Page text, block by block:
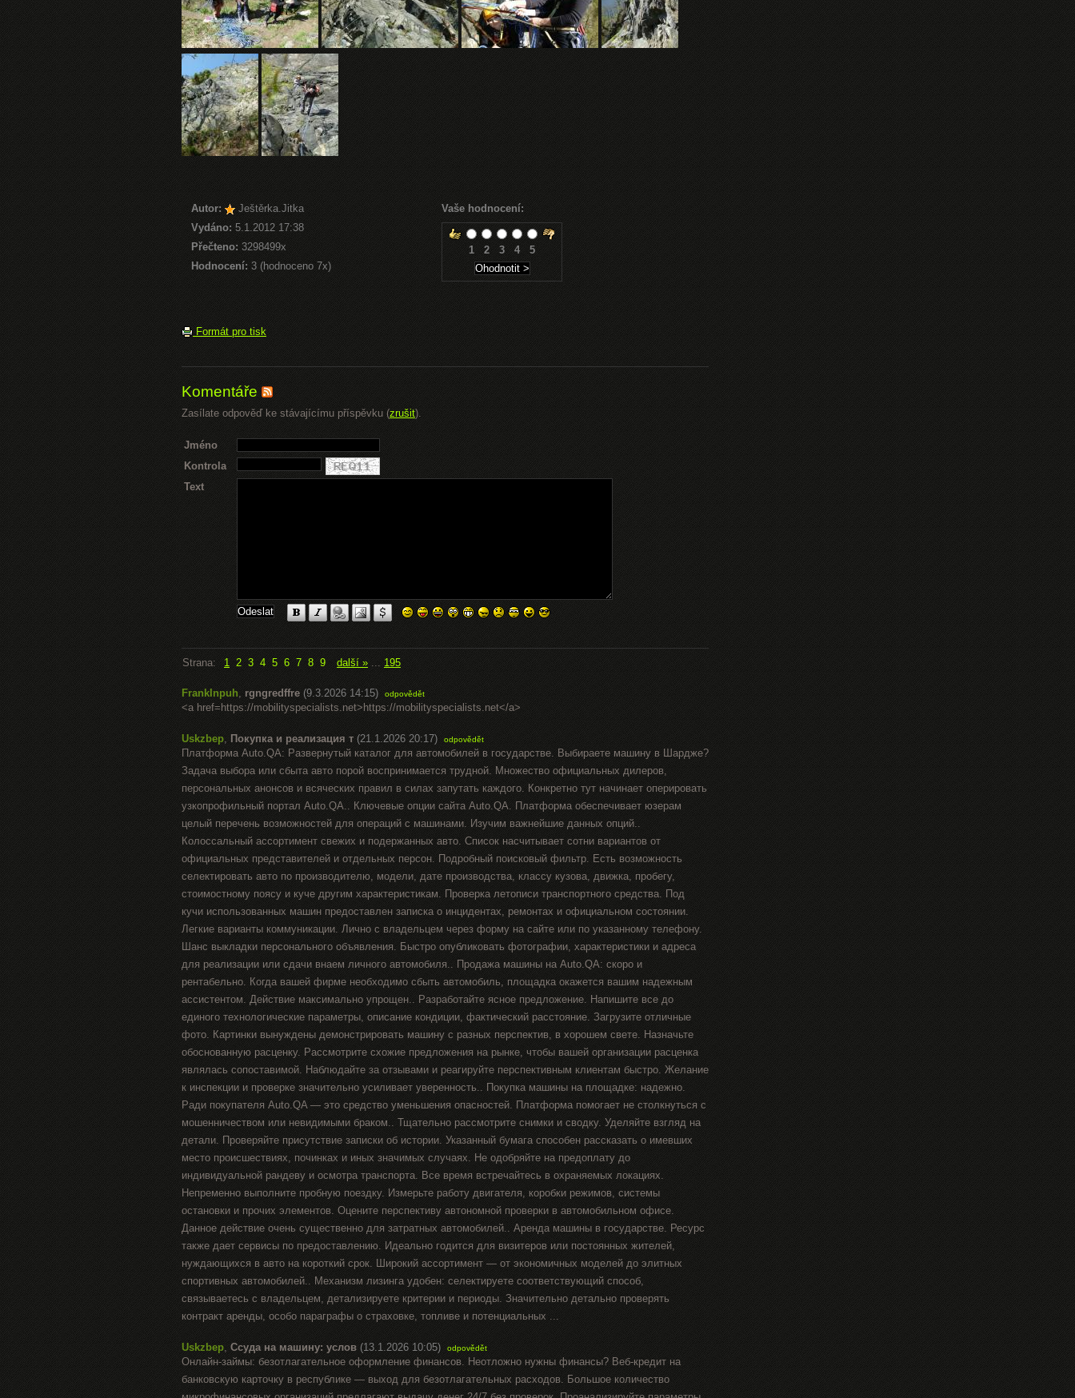
Autor:
Ještěrka.Jitka
Vydáno: 5.1.2012 17:38
Přečteno: 3298499x
Hodnocení: 3 (hodnoceno 7x)
Vaše hodnocení:
1 2 3 4 5
Formát pro tisk
Komentáře
Zasílate odpověď ke stávajícímu příspěvku (zrušit).
Jméno
Kontrola
Text
Strana: 1 2 3 4 5 6 7 8 9 další » ... 195
FrankInpuh, rgngredffre (9.3.2026 14:15) odpovědět
<a href=https://mobilityspecialists.net>https://mobilityspecialists.net</a>
Uskzbep, Покупка и реализация т (21.1.2026 20:17) odpovědět
Платформа Auto.QA: Развернутый каталог для автомобилей в государстве. Выбираете машину в Шардже?
Задача выбора или сбыта авто порой воспринимается трудной. Множество официальных дилеров,
персональных анонсов и всяческих правил в силах запутать каждого. Конкретно тут начинает оперировать
узкопрофильный портал Auto.QA.. Ключевые опции сайта Auto.QA. Платформа обеспечивает юзерам
целый перечень возможностей для операций с машинами. Изучим важнейшие данных опций..
Колоссальный ассортимент свежих и подержанных авто. Список насчитывает сотни вариантов от
официальных представителей и отдельных персон. Подробный поисковый фильтр. Есть возможность
селектировать авто по производителю, модели, дате производства, классу кузова, движка, пробегу,
стоимостному поясу и куче другим характеристикам. Проверка летописи транспортного средства. Под
кучи использованных машин предоставлен записка о инцидентах, ремонтах и официальном состоянии.
Легкие варианты коммуникации. Лично с владельцем через форму на сайте или по указанному телефону.
Шанс выкладки персонального объявления. Быстро опубликовать фотографии, характеристики и адреса
для реализации или сдачи внаем личного автомобиля.. Продажа машины на Auto.QA: скоро и
рентабельно. Когда вашей фирме необходимо сбыть автомобиль, площадка окажется вашим надежным
ассистентом. Действие максимально упрощен.. Разработайте ясное предложение. Напишите все до
единого технологические параметры, описание кондиции, фактический расстояние. Загрузите отличные
фото. Картинки вынуждены демонстрировать машину с разных перспектив, в хорошем свете. Назначьте
обоснованную расценку. Рассмотрите схожие предложения на рынке, чтобы вашей организации расценка
являлась сопоставимой. Наблюдайте за отзывами и реагируйте перспективным клиентам быстро. Желание
к инспекции и проверке значительно усиливает уверенность.. Покупка машины на площадке: надежно.
Ради покупателя Auto.QA — это средство уменьшения опасностей. Платформа помогает не столкнуться с
мошенничеством или невидимыми браком.. Тщательно рассмотрите снимки и сводку. Уделяйте взгляд на
детали. Проверяйте присутствие записки об истории. Указанный бумага способен рассказать о имевших
место происшествиях, починках и иных значимых случаях. Не одобряйте на предоплату до
индивидуальной рандеву и осмотра транспорта. Все время встречайтесь в охраняемых локациях.
Непременно выполните пробную поездку. Измерьте работу двигателя, коробки режимов, системы
остановки и прочих элементов. Оцените перспективу автономной проверки в автомобильном офисе.
Данное действие очень существенно для затратных автомобилей.. Аренда машины в государстве. Ресурс
также дает сервисы по предоставлению. Идеально годится для визитеров или постоянных жителей,
нуждающихся в авто на короткий срок. Широкий ассортимент — от экономичных моделей до элитных
спортивных автомобилей.. Механизм лизинга удобен: селектируете соответствующий способ,
связываетесь с владельцем, детализируете критерии и периоды. Значительно детально проверять
контракт аренды, особо параграфы о страховке, топливе и потенциальных ...
Uskzbep, Ссуда на машину: услов (13.1.2026 10:05) odpovědět
Онлайн-займы: безотлагательное оформление финансов. Неотложно нужны финансы? Веб-кредит на
банковскую карточку в республике — выход для безотлагательных расходов. Большое количество